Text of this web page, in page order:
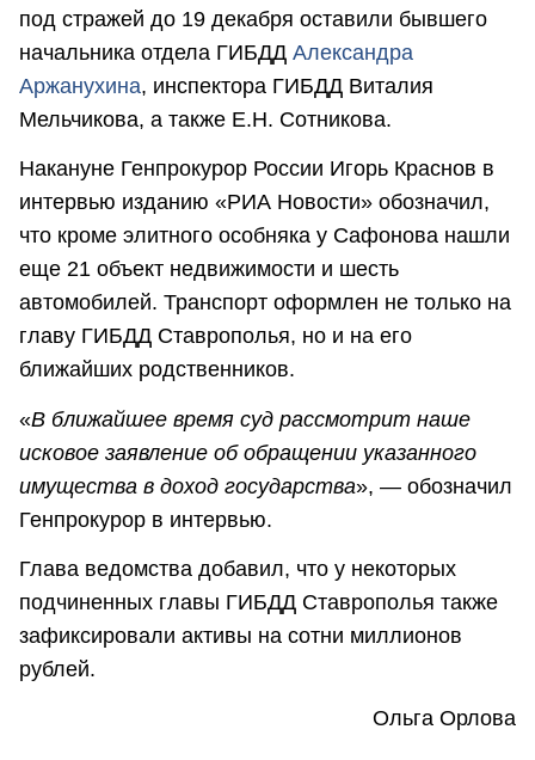
под стражей до 19 декабря оставили бывшего
начальника отдела ГИБДД Александра
Аржанухина, инспектора ГИБДД Виталия
Мельчикова, а также Е.Н. Сотникова.
Накануне Генпрокурор России Игорь Краснов в
интервью изданию «РИА Новости» обозначил,
что кроме элитного особняка у Сафонова нашли
еще 21 объект недвижимости и шесть
автомобилей. Транспорт оформлен не только на
главу ГИБДД Ставрополья, но и на его
ближайших родственников.
«В ближайшее время суд рассмотрит наше
исковое заявление об обращении указанного
имущества в доход государства», — обозначил
Генпрокурор в интервью.
Глава ведомства добавил, что у некоторых
подчиненных главы ГИБДД Ставрополья также
зафиксировали активы на сотни миллионов
рублей.
Ольга Орлова